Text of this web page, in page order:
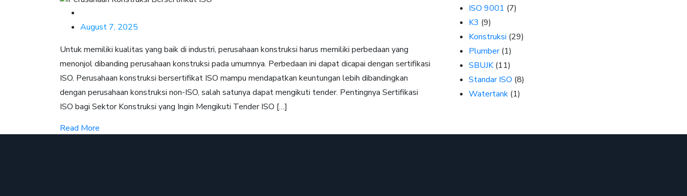
August 7, 2025
Untuk memiliki kualitas yang baik di industri, perusahaan konstruksi harus memiliki perbedaan yang
menonjol dibanding perusahaan konstruksi pada umumnya. Perbedaan ini dapat dicapai dengan sertifikasi
ISO. Perusahaan konstruksi bersertifikat ISO mampu mendapatkan keuntungan lebih dibandingkan
dengan perusahaan konstruksi non-ISO, salah satunya dapat mengikuti tender. Pentingnya Sertifikasi
ISO bagi Sektor Konstruksi yang Ingin Mengikuti Tender ISO […]
Read More
ISO 9001 (7)
K3 (9)
Konstruksi (29)
Plumber(1)
SBUJK(11)
Standar ISO (8)
Watertank (1)